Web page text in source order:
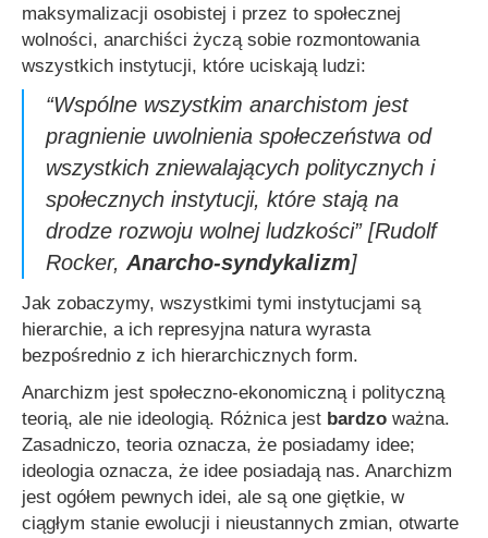
maksymalizacji osobistej i przez to społecznej
wolności, anarchiści życzą sobie rozmontowania
wszystkich instytucji, które uciskają ludzi:
“Wspólne wszystkim anarchistom jest
pragnienie uwolnienia społeczeństwa od
wszystkich zniewalających politycznych i
społecznych instytucji, które stają na
drodze rozwoju wolnej ludzkości”[Rudolf
Rocker, Anarcho-syndykalizm]
Jak zobaczymy, wszystkimi tymi instytucjami są
hierarchie, a ich represyjna natura wyrasta
bezpośrednio z ich hierarchicznych form.
Anarchizm jest społeczno-ekonomiczną i polityczną
teorią, ale nie ideologią. Różnica jest bardzo ważna.
Zasadniczo, teoria oznacza, że posiadamy idee;
ideologia oznacza, że idee posiadają nas. Anarchizm
jest ogółem pewnych idei, ale są one giętkie, w
ciągłym stanie ewolucji i nieustannych zmian, otwarte